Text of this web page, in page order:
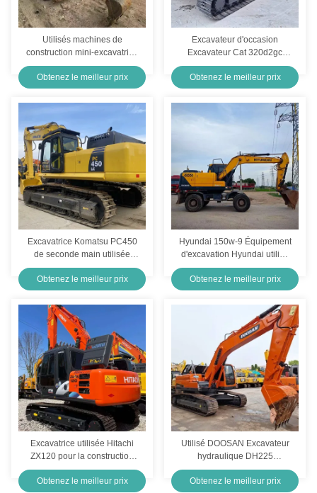
Utilisés machines de
construction mini-excavatrice
creuseuse SDLG 16 85kW
Pour les travaux miniers
Obtenez le meilleur prix
Excavateur d'occasion
Excavateur Cat 320d2gc
Excavateur à rouleaux
d'occasion Avec moteur
robuste
Obtenez le meilleur prix
Excavatrice Komatsu PC450
de seconde main utilisée
pour la construction
Obtenez le meilleur prix
Hyundai 150w-9 Équipement
d'excavation Hyundai utilisé
pour la construction de
routes
Obtenez le meilleur prix
Excavatrice utilisée Hitachi
ZX120 pour la construction
urbaine
Obtenez le meilleur prix
Utilisé DOOSAN Excavateur
hydraulique DH225
équipement de creusement
Obtenez le meilleur prix